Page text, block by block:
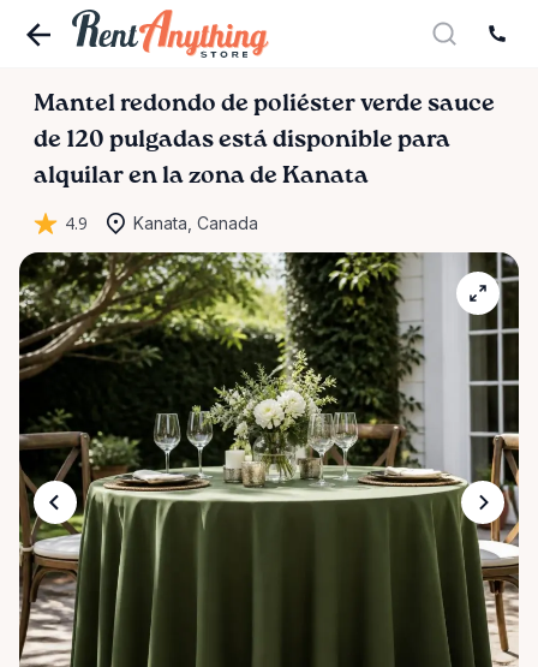
Mantel redondo de poliéster verde sauce
de 120 pulgadas está disponible para
alquilar en la zona de Kanata
4.9 Kanata, Canada